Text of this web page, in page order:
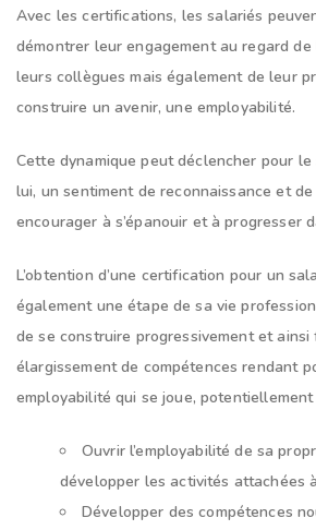
Avec les certifications, les salariés
démontrer leur engagement au regard
leurs collègues mais également de leur
construire un avenir, une employabilité.
Cette dynamique peut déclencher pour
lui, un sentiment de reconnaissance et
encourager à s’épanouir et à progresser
L’obtention d’une certification pour un
également une étape de sa vie
de se construire progressivement et ainsi
élargissement de compétences rendant
employabilité qui se joue, potentiellement
Ouvrir l’employabilité de sa
développer les activités attachées
Développer des compétences